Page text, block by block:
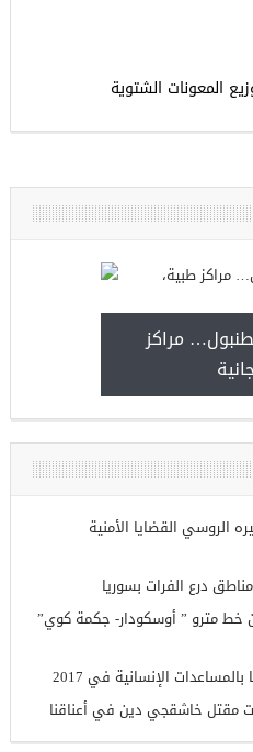
المعونات الشتوية
للسوريين في اسطنبول… مراكز
طبية، ومعالجة مجانية
الروسي القضايا الأمنية
خط مترو ” أوسكودار- جكمة كوي”
الإنسانية في 2017
مقتل خاشقجي دين في أعناقنا